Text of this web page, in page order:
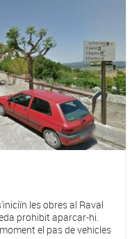
les obres al Raval
prohibit aparcar-hi.
el pas de vehicles